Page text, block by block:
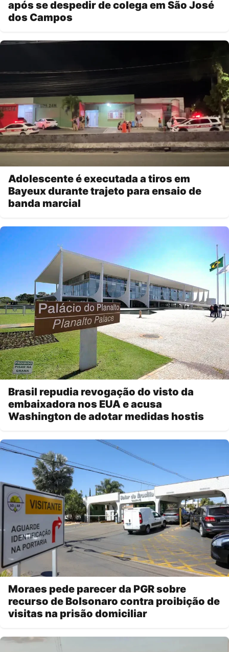
após se despedir de colega em São José
dos Campos
Adolescente é executada a tiros em
Bayeux durante trajeto para ensaio de
banda marcial
Brasil repudia revogação do visto da
embaixadora nos EUA e acusa
Washington de adotar medidas hostis
Moraes pede parecer da PGR sobre
recurso de Bolsonaro contra proibição de
visitas na prisão domiciliar